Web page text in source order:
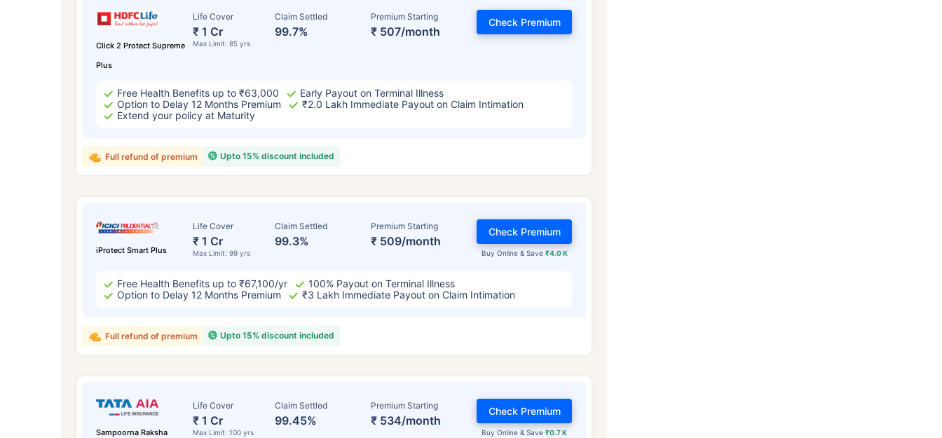
Click 2 Protect Supreme
Plus
Life Cover
₹ 1 Cr
Max Limit: 85 yrs
Claim Settled
99.7%
Premium Starting
₹ 507/month
Check Premium
Free Health Benefits up to ₹63,000
Early Payout on Terminal Illness
Option to Delay 12 Months Premium
₹2.0 Lakh Immediate Payout on Claim Intimation
Extend your policy at Maturity
Upto 15% discount included
Full refund of premium
iProtect Smart Plus
Life Cover
₹ 1 Cr
Max Limit: 99 yrs
Claim Settled
99.3%
Premium Starting
₹ 509/month
Buy Online & Save ₹4.0 K
Check Premium
Free Health Benefits up to ₹67,100/yr
100% Payout on Terminal Illness
Option to Delay 12 Months Premium
₹3 Lakh Immediate Payout on Claim Intimation
Upto 15% discount included
Full refund of premium
Sampoorna Raksha
Life Cover
₹ 1 Cr
Max Limit: 100 yrs
Claim Settled
99.45%
Premium Starting
₹ 534/month
Buy Online & Save₹0.7 K
Check Premium
24 वर्षे
₹ 434/महिना*
34 वर्षे
₹ 630/महिना*
तुमच्या कुटुंबाची सुरक्षा फक्त एक पाऊल दूर आह
योग्य योजना निवडा
सुरुवातीची किंमत आहे — धूम्रपान न करणाऱ्या, कोणतेही पूर्व-विद्यमान आजार नसलेल्या व्यक्तीसाठी, 46 वर्षे वयापर्यंत कव्हर। *₹1,376 प्रति महिना, 1 कोटीच्या टर्म लाइफ विम्यासाठी सुरुवातीची किंमत आहे — धूम्रपान न करणाऱ्या, कोणतेही पूर्व-
विद्यमान आजार नसलेल्या व्यक्तीसाठी, 56 वर्षे वयापर्यंत कव्हर।